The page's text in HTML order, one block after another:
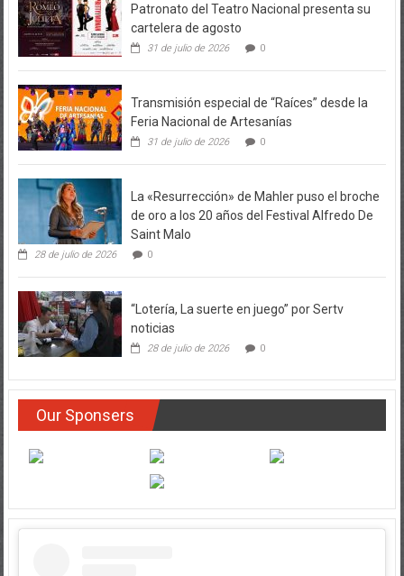
Patronato del Teatro Nacional presenta su
cartelera de agosto
31 de julio de 2026 0
Transmisión especial de “Raíces” desde la
Feria Nacional de Artesanías
31 de julio de 2026 0
La «Resurrección» de Mahler puso el broche
de oro a los 20 años del Festival Alfredo De
Saint Malo
28 de julio de 2026 0
“Lotería, La suerte en juego” por Sertv
noticias
28 de julio de 2026 0
Our Sponsers